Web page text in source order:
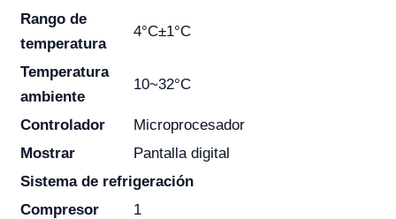
Rango de
temperatura
4°C±1°C
Temperatura
ambiente
10~32°C
Controlador
Microprocesador
Mostrar
Pantalla digital
Sistema de refrigeración
Compresor
1